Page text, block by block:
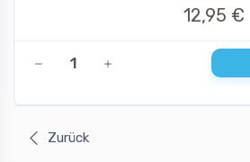
12,95 €
Zurück